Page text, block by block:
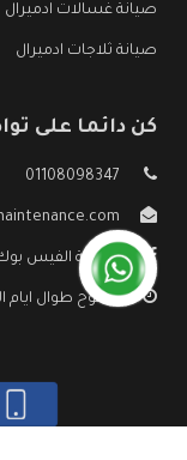
صيانة غسالات ادميرال
صيانة ثلاجات ادميرال
كن دائما على
01108098347
صفحة الفيس
مفتوح طوال ايام